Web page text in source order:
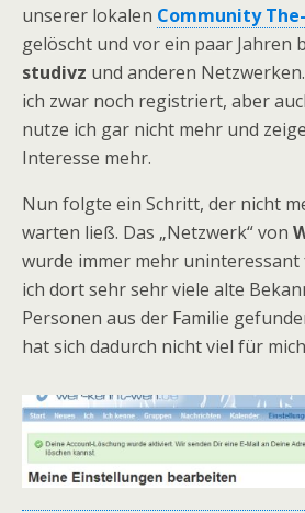
unserer lokalen Community
gelöscht und vor ein paar Jahren
studivz und anderen
ich zwar noch registriert, aber
nutze ich gar nicht mehr und
Interesse mehr.
Nun folgte ein Schritt, der nicht
warten ließ. Das „Netzwerk“ von
wurde immer mehr uninteressant
ich dort sehr sehr viele alte
Personen aus der Familie
hat sich dadurch nicht viel für